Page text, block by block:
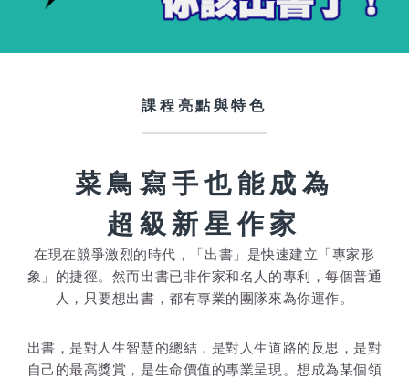
課程亮點與特色
菜鳥寫手也能成為
超級新星作家
在現在競爭激烈的時代，「出書」是快速建立「專家形
象」的捷徑。 然而出書已非作家和名人的專利，每個普通
人，只要想出書，都有專業的團隊來為你運作。
出書，是對人生智慧的總結，是對人生道路的反思，是對
自己的最高獎賞，是生命價值的專業呈現。想成為某個領